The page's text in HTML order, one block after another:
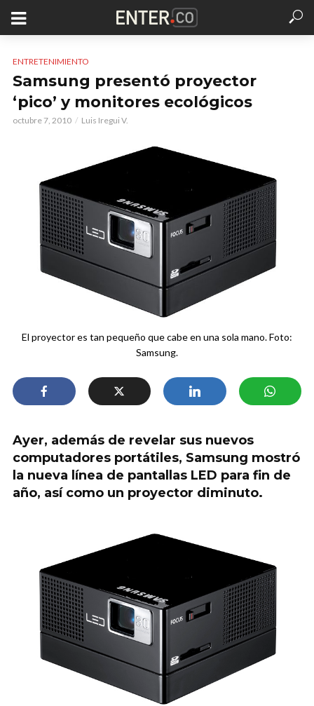
ENTRETENIMIENTO
Samsung presentó proyector
‘pico’ y monitores ecológicos
octubre 7, 2010 Luis Iregui V.
El proyector es tan pequeño que cabe en una sola mano. Foto:
Samsung.
Ayer, además de revelar sus nuevos
computadores portátiles, Samsung mostró
la nueva línea de pantallas LED para fin de
año, así como un proyector diminuto.